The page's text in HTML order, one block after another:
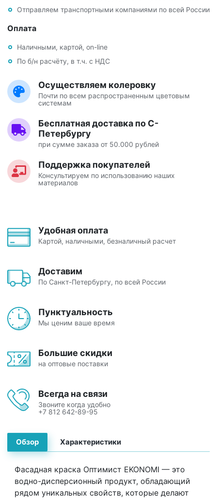
Отправляем транспортными компаниями по всей России
Оплата
Наличными, картой, on-line
По б/н расчёту, в т.ч. с НДС
Осуществляем колеровку
Почти по всем распространенным цветовым
системам
Бесплатная доставка по С-
Петербургу
при сумме заказа от 50.000 рублей
Поддержка покупателей
Консультируем по использованию наших
материалов
Удобная оплата
Картой, наличными, безналичный расчет
Доставим
По Санкт-Петербургу, по всей России
Пунктуальность
Мы ценим ваше время
Большие скидки
на оптовые поставки
Всегда на связи
Звоните когда удобно
+7 812 642-89-95
Обзор Характеристики
Фасадная краска Оптимист EKONOMI — это
водно-дисперсионный продукт, обладающий
рядом уникальных свойств, которые делают